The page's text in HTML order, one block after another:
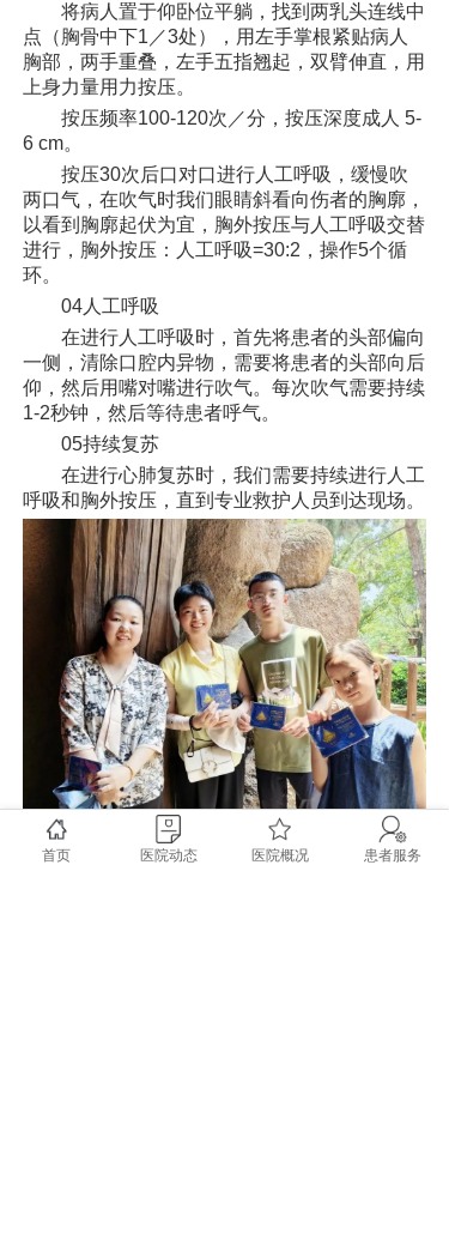
将病人置于仰卧位平躺，找到两乳头连线中
点（胸骨中下1／3处），用左手掌根紧贴病人
胸部，两手重叠，左手五指翘起，双臂伸直，用
上身力量用力按压。
按压频率100-120次／分，按压深度成人 5-
6 cm。
按压30次后口对口进行人工呼吸，缓慢吹
两口气，在吹气时我们眼睛斜看向伤者的胸廓，
以看到胸廓起伏为宜，胸外按压与人工呼吸交替
进行，胸外按压：人工呼吸=30:2，操作5个循
环。
04人工呼吸
在进行人工呼吸时，首先将患者的头部偏向
一侧，清除口腔内异物，需要将患者的头部向后
仰，然后用嘴对嘴进行吹气。每次吹气需要持续
1-2秒钟，然后等待患者呼气。
05持续复苏
在进行心肺复苏时，我们需要持续进行人工
呼吸和胸外按压，直到专业救护人员到达现场。
掌握应急救护技能
首页 医院动态 医院概况 患者服务